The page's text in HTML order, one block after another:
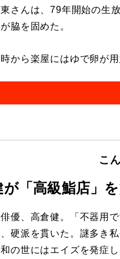
さんは、79年開始の生
脇を固めた。
から楽屋にはゆで卵が
こ
が「高級鮨店」
優、高倉健。「不器用
硬派を貫いた。謎多き
の世にはエイズを発症